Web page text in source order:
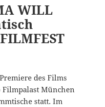
WILL
des Films
München
statt. Im